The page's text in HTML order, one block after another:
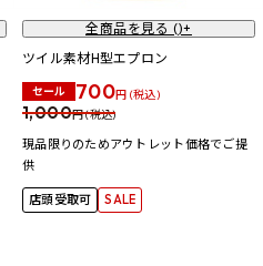
全商品を見る ()+
ツイル素材H型エプロン
セール 700円 (税込)
1,000円 (税込)
現品限りのためアウトレット価格でご提
供
店頭受取可 SALE